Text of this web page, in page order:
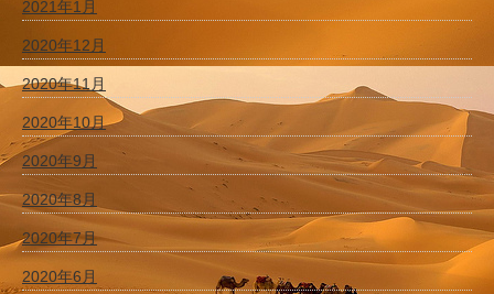
2021年1月
2020年12月
2020年11月
2020年10月
2020年9月
2020年8月
2020年7月
2020年6月